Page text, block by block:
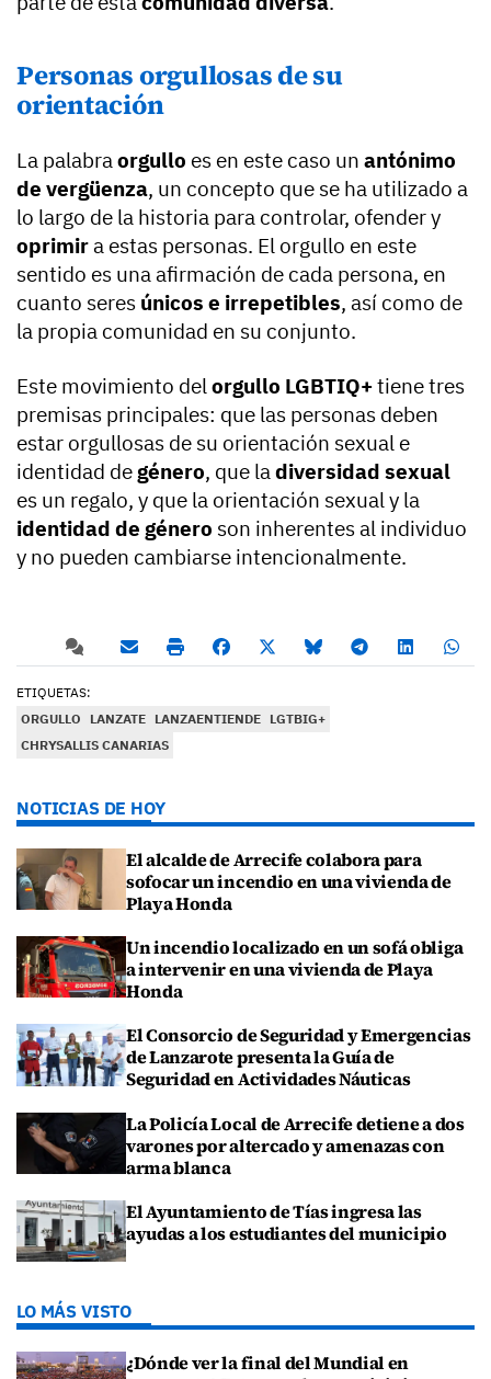
Personas orgullosas de su
orientación
La palabraorgullo es en este caso un antónimo
de vergüenza, un concepto que se ha utilizado a
lo largo de la historia para controlar, ofender y
oprimira estas personas. El orgullo en este
sentido es una afirmación de cada persona, en
cuanto seres únicos e irrepetibles, así como de
la propia comunidad en su conjunto.
Este movimiento delorgullo LGBTIQ+tiene tres
premisas principales: que las personas deben
estar orgullosas de su orientación sexual e
identidad de género, que ladiversidad sexual
es un regalo, y que la orientación sexual y la
identidad de género son inherentes al individuo
y no pueden cambiarse intencionalmente.
ETIQUETAS:
ORGULLO
LANZATE LANZAENTIENDE LGTBIG+
CHRYSALLIS CANARIAS
NOTICIAS DE HOY
El alcalde de Arrecife colabora para
sofocar un incendio en una vivienda de
Playa Honda
Un incendio localizado en un sofá obliga
a intervenir en una vivienda de Playa
Honda
El Consorcio de Seguridad y Emergencias
de Lanzarote presenta la Guía de
Seguridad en Actividades Náuticas
La Policía Local de Arrecife detiene a dos
varones por altercado y amenazas con
arma blanca
El Ayuntamiento de Tías ingresa las
ayudas a los estudiantes del municipio
LO MÁS VISTO
¿Dónde ver la final del Mundial en